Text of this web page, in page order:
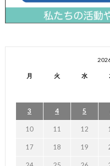
月 火 水
3 4 5
10 11 12
17 18 19